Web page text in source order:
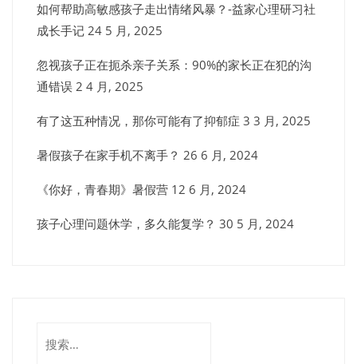
如何帮助高敏感孩子走出情绪风暴？-益家心理研习社
成长手记 24 5 月, 2025
忽视孩子正在扼杀亲子关系：90%的家长正在犯的沟
通错误 2 4 月, 2025
有了这五种情况，那你可能有了抑郁症 3 3 月, 2025
暑假孩子在家手机不离手？ 26 6 月, 2024
《你好，青春期》暑假营 12 6 月, 2024
孩子心理问题休学，多久能复学？ 30 5 月, 2024
索：